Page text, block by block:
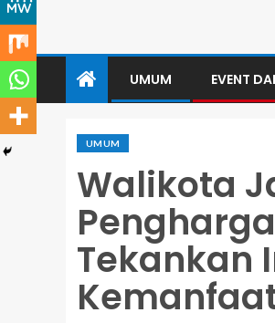
UMUM EVENT
UMUM
Walikota
Tekankan